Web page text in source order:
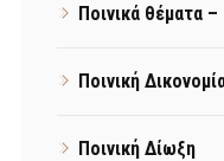
Ποινικά θέματα
Ποινική
Ποινική Δίωξη